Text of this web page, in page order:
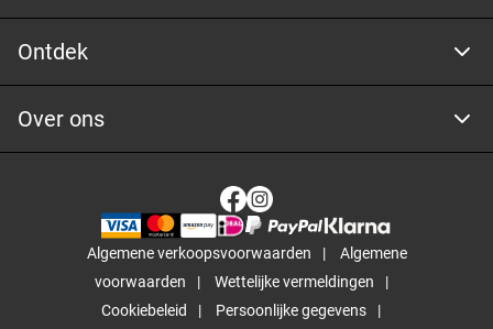
Ontdek
Over ons
Algemene verkoopsvoorwaarden
Algemene
voorwaarden
Wettelijke vermeldingen
Cookiebeleid
Persoonlijke gegevens